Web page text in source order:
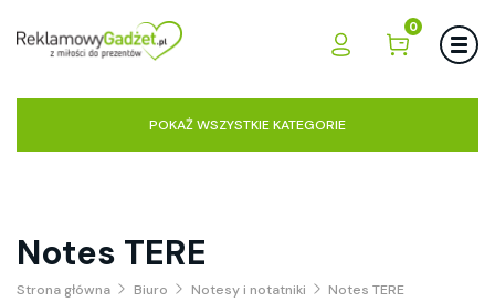
0
POKAŻ WSZYSTKIE KATEGORIE
Notes TERE
Strona główna Biuro Notesy i notatniki Notes TERE